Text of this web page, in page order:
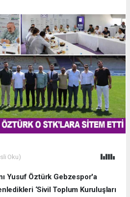
Oku)
Yusuf Öztürk Gebzespor'a
‘Sivil Toplum Kuruluşları